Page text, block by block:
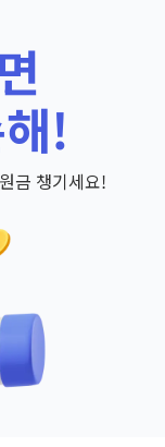
!
금 챙기세요!